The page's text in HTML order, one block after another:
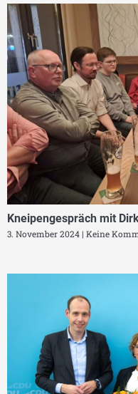
Kneipengespräch mit
3. November 2024 Keine